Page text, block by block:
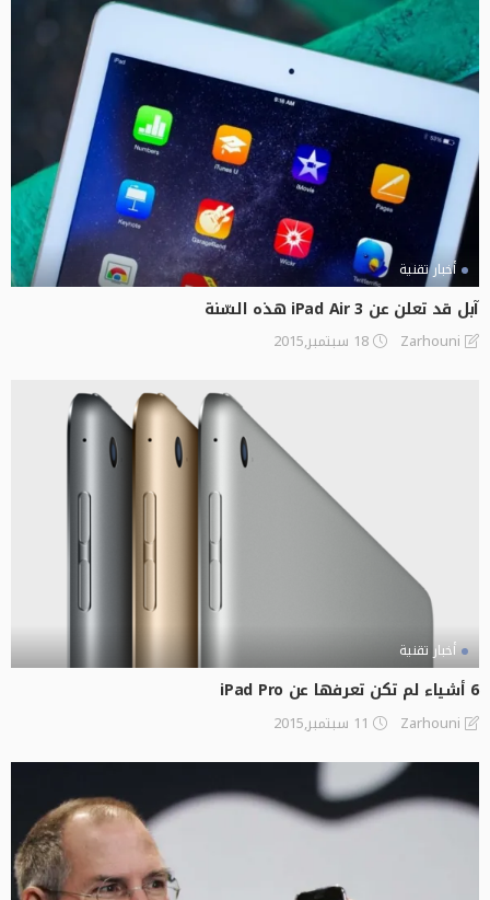
أخبار تقنية
آبل قد تعلن عن iPad Air 3 هذه السّنة
Zarhouni 18 سبتمبر,2015
أخبار تقنية
6 أشياء لم تكن تعرفها عن iPad Pro
Zarhouni 11 سبتمبر,2015